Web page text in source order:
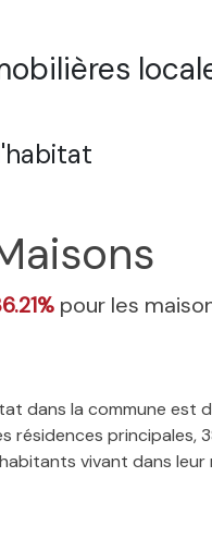
pour les
dans la commune est
résidences principales,
vivant dans